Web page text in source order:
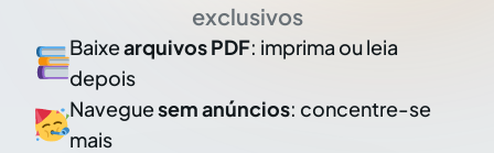
exclusivos
Baixearquivos PDF: imprima ou leia
depois
Naveguesem anúncios: concentre-se
mais